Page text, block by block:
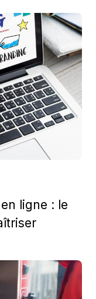
ligne : le